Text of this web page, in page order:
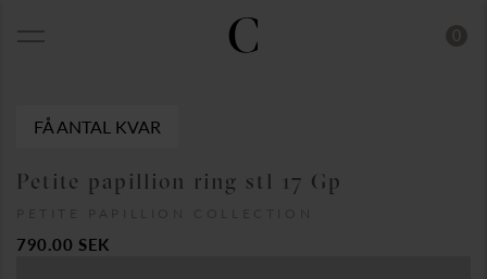
0
FÅ ANTAL KVAR
Petite papillion ring stl 17 Gp
790.00 SEK